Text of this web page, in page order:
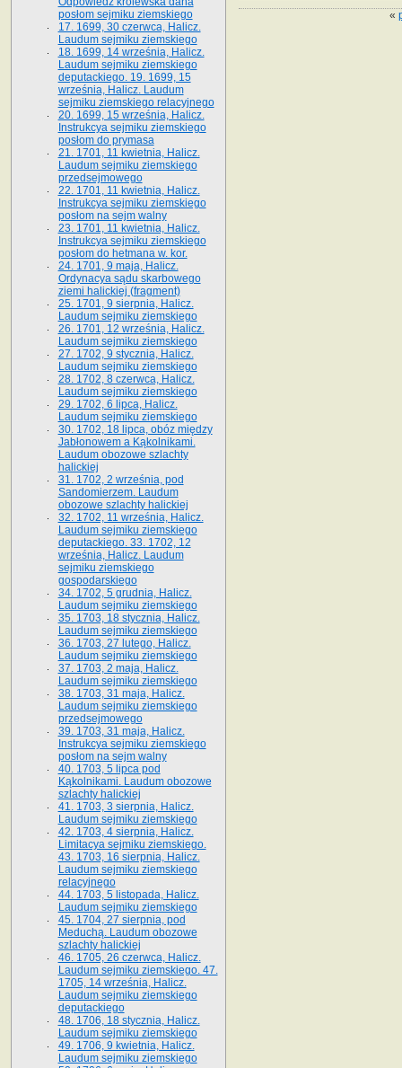
«
posłom sejmiku ziemskiego
17. 1699, 30 czerwca, Halicz.
Laudum sejmiku ziemskiego
18. 1699, 14 września, Halicz.
Laudum sejmiku ziemskiego
deputackiego. 19. 1699, 15
września, Halicz. Laudum
sejmiku ziemskiego relacyjnego
20. 1699, 15 września, Halicz.
Instrukcya sejmiku ziemskiego
posłom do prymasa
21. 1701, 11 kwietnia, Halicz.
Laudum sejmiku ziemskiego
przedsejmowego
22. 1701, 11 kwietnia, Halicz.
Instrukcya sejmiku ziemskiego
posłom na sejm walny
23. 1701, 11 kwietnia, Halicz.
Instrukcya sejmiku ziemskiego
posłom do hetmana w. kor.
24. 1701, 9 maja, Halicz.
Ordynacya sądu skarbowego
ziemi halickiej (fragment)
25. 1701, 9 sierpnia, Halicz.
Laudum sejmiku ziemskiego
26. 1701, 12 września, Halicz.
Laudum sejmiku ziemskiego
27. 1702, 9 stycznia, Halicz.
Laudum sejmiku ziemskiego
28. 1702, 8 czerwca, Halicz.
Laudum sejmiku ziemskiego
29. 1702, 6 lipca, Halicz.
Laudum sejmiku ziemskiego
30. 1702, 18 lipca, obóz między
Jabłonowem a Kąkolnikami.
Laudum obozowe szlachty
halickiej
31. 1702, 2 września, pod
Sandomierzem. Laudum
obozowe szlachty halickiej
32. 1702, 11 września, Halicz.
Laudum sejmiku ziemskiego
deputackiego. 33. 1702, 12
września, Halicz. Laudum
sejmiku ziemskiego
gospodarskiego
34. 1702, 5 grudnia, Halicz.
Laudum sejmiku ziemskiego
35. 1703, 18 stycznia, Halicz.
Laudum sejmiku ziemskiego
36. 1703, 27 lutego, Halicz.
Laudum sejmiku ziemskiego
37. 1703, 2 maja, Halicz.
Laudum sejmiku ziemskiego
38. 1703, 31 maja, Halicz.
Laudum sejmiku ziemskiego
przedsejmowego
39. 1703, 31 maja, Halicz.
Instrukcya sejmiku ziemskiego
posłom na sejm walny
40. 1703, 5 lipca pod
Kąkolnikami. Laudum obozowe
szlachty halickiej
41­. 1703, 3 sierpnia, Halicz.
Laudum sejmiku ziemskiego
42. 1703, 4 sierpnia, Halicz.
Limitacya sejmiku ziemskiego.
43. 1703, 16 sierpnia, Halicz.
Laudum sejmiku ziemskiego
relacyjnego
44. 1703, 5 listopada, Halicz.
Laudum sejmiku ziemskiego
45. 1704, 27 sierpnia, pod
Meduchą. Laudum obozowe
szlachty halickiej
46. 1705, 26 czerwca, Halicz.
Laudum sejmiku ziemskiego. 47.
1705, 14 września, Halicz.
Laudum sejmiku ziemskiego
deputackiego
48. 1706, 18 stycznia, Halicz.
Laudum sejmiku ziemskiego
49. 1706, 9 kwietnia, Halicz.
Laudum sejmiku ziemskiego